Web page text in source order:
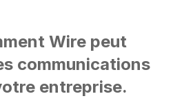
Wire peut
communications
entreprise.